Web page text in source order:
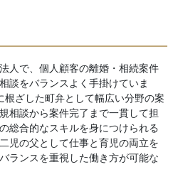
人で、個人顧客の離婚・相続案件
談をバランスよく手掛けていま
ざした町弁として幅広い分野の案
相談から案件完了まで一貫して担
総合的なスキルを身につけられる
児の父として仕事と育児の両立を
ランスを重視した働き方が可能な